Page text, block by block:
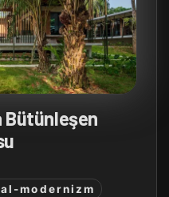
Bütünleşen
modernizm